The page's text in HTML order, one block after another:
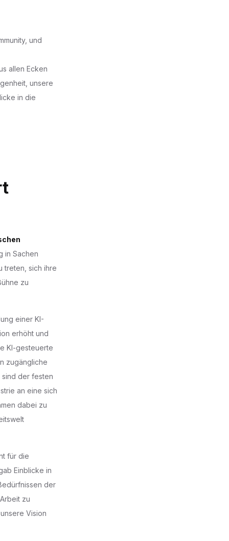
und
allen Ecken
unsere
in die
in Sachen
treten, sich ihre
zu
einer KI-
erhöht und
KI-gesteuerte
zugängliche
der festen
an eine sich
dabei zu
für die
Einblicke in
der
zu
Vision